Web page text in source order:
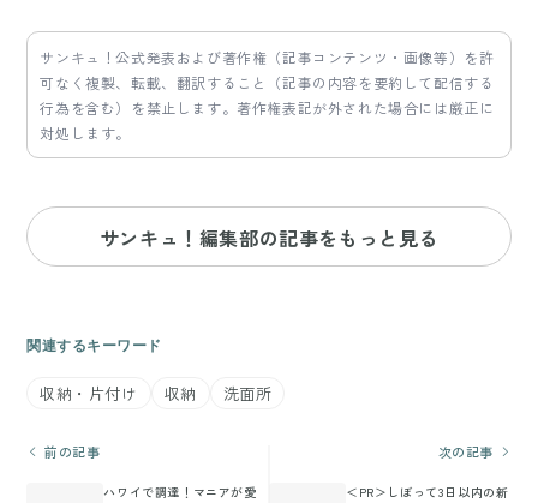
サンキュ！公式発表および著作権（記事コンテンツ・画像等）を許
可なく複製、転載、翻訳すること（記事の内容を要約して配信する
行為を含む）を禁止します。著作権表記が外された場合には厳正に
対処します。
サンキュ！編集部の記事をもっと見る
関連するキーワード
収納・片付け 収納 洗面所
前の記事
ハワイで調達！マニアが愛
次の記事
＜PR＞しぼって3日以内の新